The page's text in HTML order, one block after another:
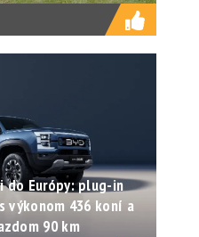
do Európy: plug-in
výkonom 436 koní a
90 km